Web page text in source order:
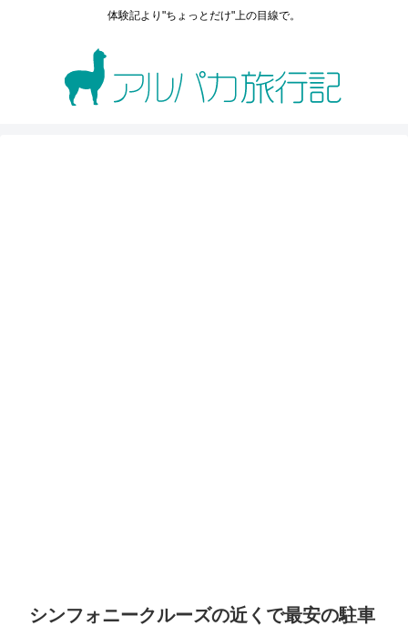
体験記より"ちょっとだけ"上の目線で。
シンフォニークルーズの近くで最安の駐車